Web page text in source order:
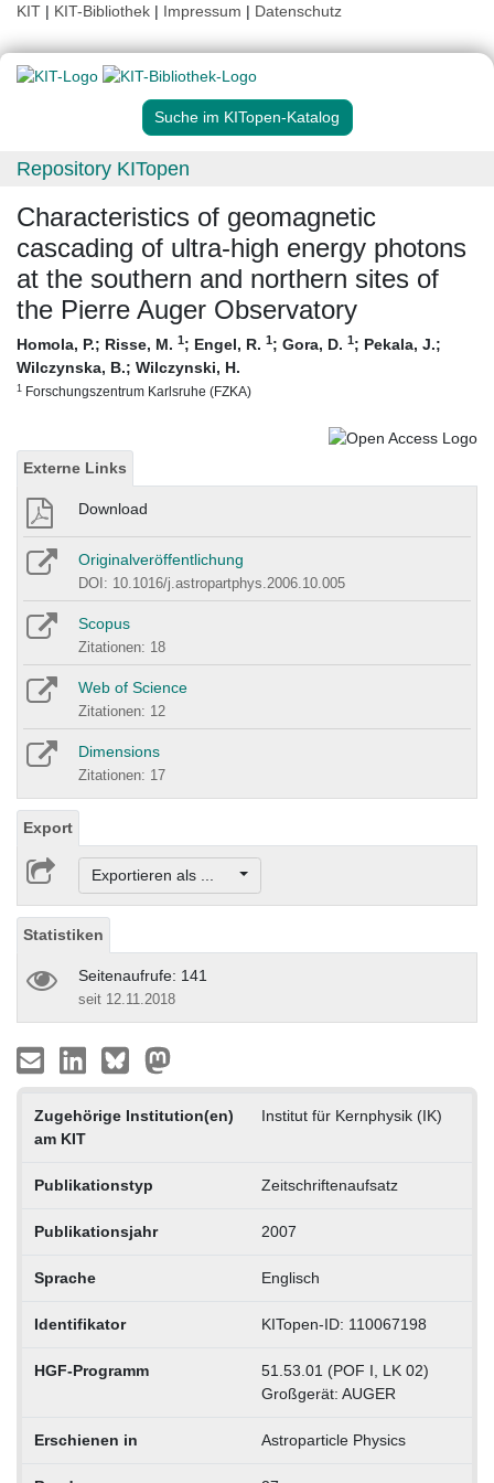
KIT | KIT-Bibliothek | Impressum | Datenschutz
Suche im KITopen-Katalog
Repository KITopen
Characteristics of geomagnetic
cascading of ultra-high energy photons
at the southern and northern sites of
the Pierre Auger Observatory
Homola, P.; Risse, M. 1; Engel, R. 1; Gora, D. 1; Pekala, J.;
Wilczynska, B.; Wilczynski, H.
1 Forschungszentrum Karlsruhe (FZKA)
Externe Links
Download
Originalveröffentlichung
DOI: 10.1016/j.astropartphys.2006.10.005
Scopus
Zitationen: 18
Web of Science
Zitationen: 12
Dimensions
Zitationen: 17
Export
Exportieren als ...
Statistiken
Seitenaufrufe: 141
seit 12.11.2018
Zugehörige Institution(en)
am KIT
Institut für Kernphysik (IK)
Publikationstyp Zeitschriftenaufsatz
Publikationsjahr 2007
Sprache Englisch
Identifikator KITopen-ID: 110067198
HGF-Programm
51.53.01 (POF I, LK 02)
Großgerät: AUGER
Erschienen in Astroparticle Physics